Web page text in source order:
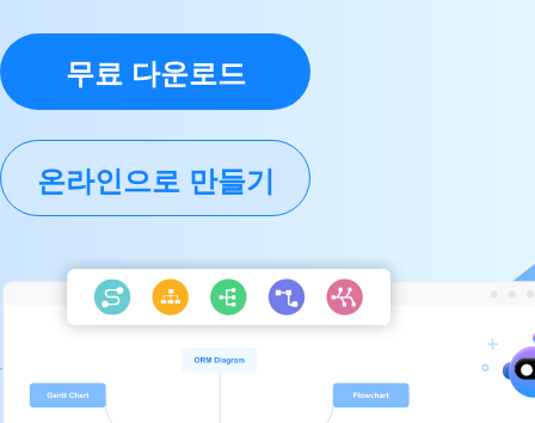
무료 다운로드
온라인으로 만들기